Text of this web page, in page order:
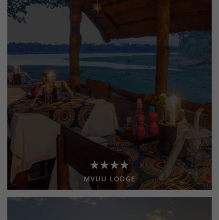
MVUU LODGE